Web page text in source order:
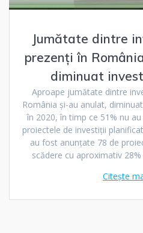
Jumătate dintre
prezenţi în
diminuat
Aproape jumătate dintre
România şi-au anulat,
în 2020, în timp ce 51% nu
proiectele de investiţii
au fost anunţate 78 de
scădere cu aproximativ
Citește